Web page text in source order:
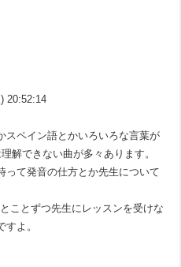
20:52:14
スペイン語とかいろいろな言葉が
解できない曲が多々あります。
って発音の仕方とか先生について
ことずつ先生にレッスンを受けな
よ。